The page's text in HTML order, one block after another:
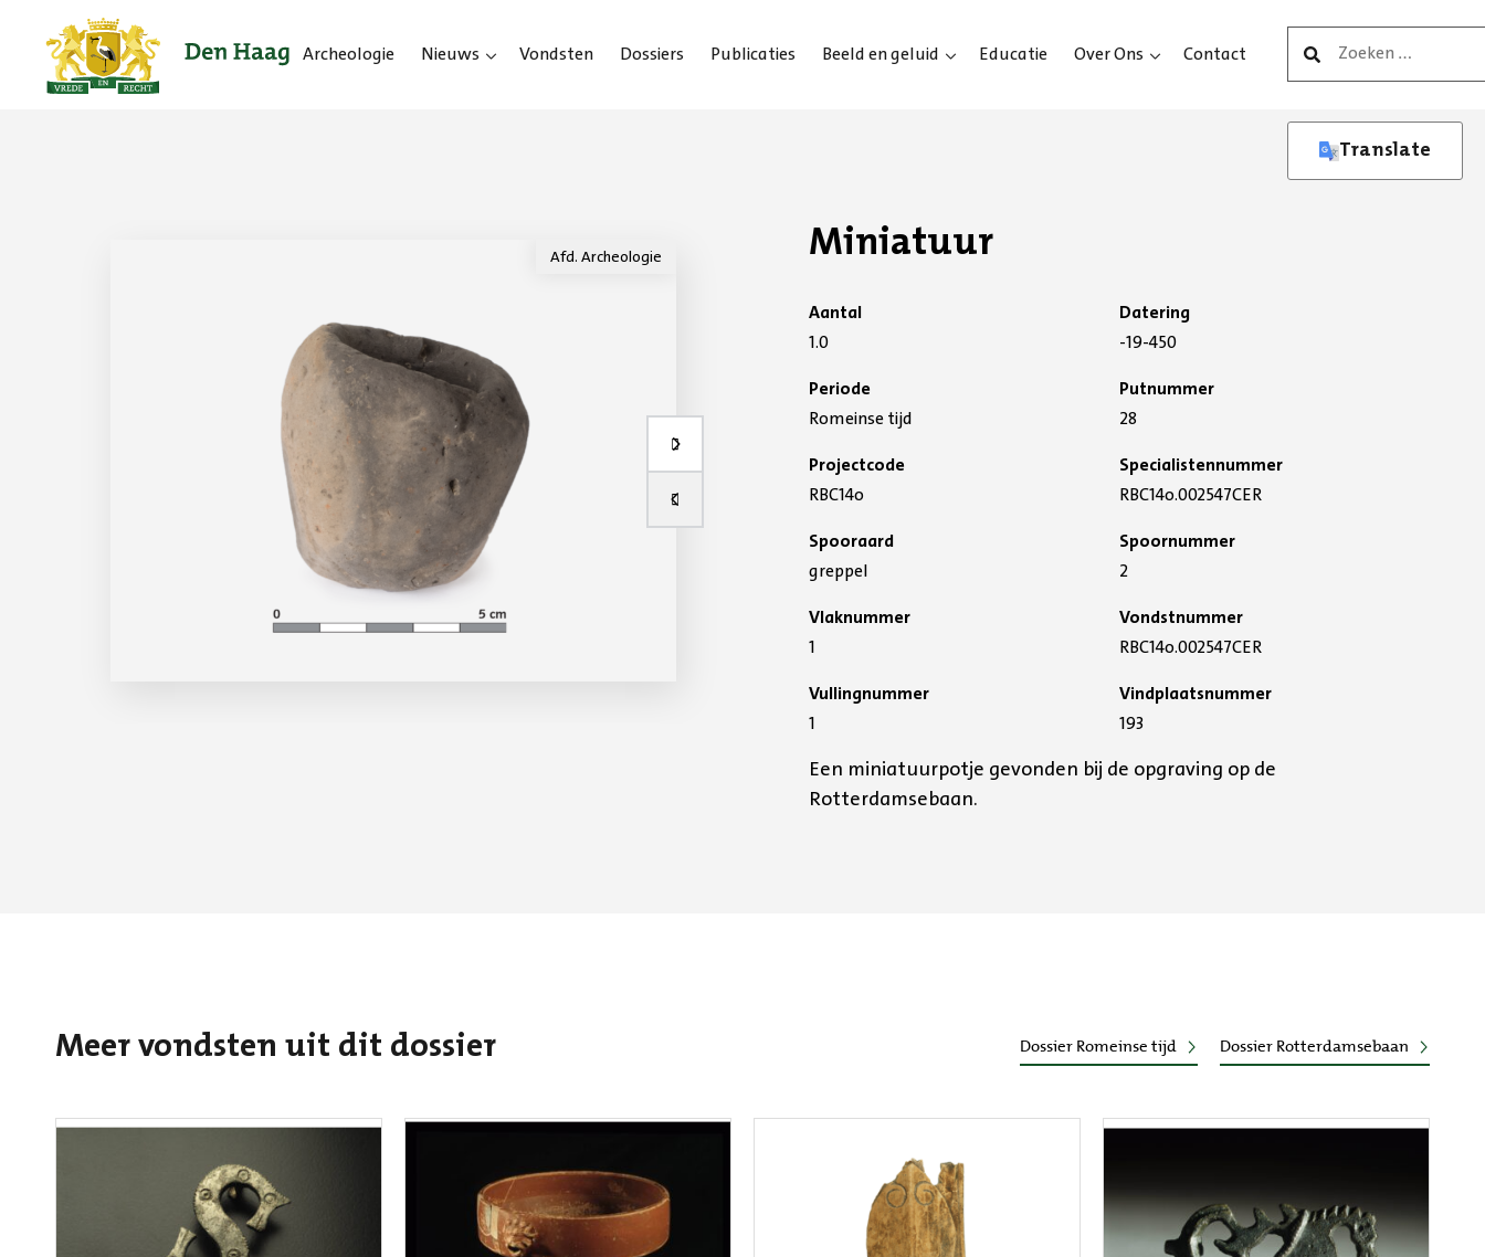
Archeologie Nieuws Vondsten Dossiers Publicaties Beeld en geluid Educatie Over Ons Contact
Zoeken
naar:
Translate
Miniatuur
Aantal
1.0
Datering
-19-450
Periode
Romeinse tijd
Putnummer
28
Projectcode
RBC14o
Specialistennummer
RBC14o.002547CER
Spooraard
greppel
Spoornummer
2
Vlaknummer
1
Vondstnummer
RBC14o.002547CER
Vullingnummer
1
Vindplaatsnummer
193
Een miniatuurpotje gevonden bij de opgraving op de
Rotterdamsebaan.
Afd. Archeologie
Volgende slide
Meer vondsten uit dit dossier Dossier Romeinse tijd Dossier Rotterdamsebaan